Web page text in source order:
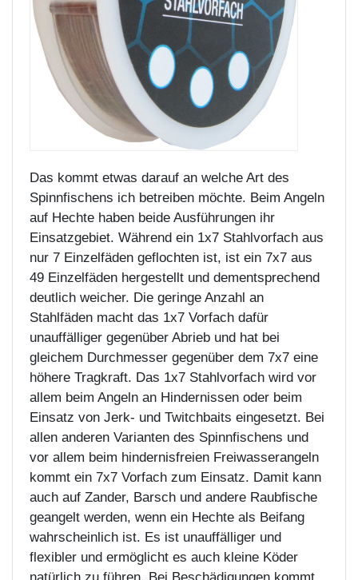
Das kommt etwas darauf an welche Art des
Spinnfischens ich betreiben möchte. Beim Angeln
auf Hechte haben beide Ausführungen ihr
Einsatzgebiet. Während ein 1x7 Stahlvorfach aus
nur 7 Einzelfäden geflochten ist, ist ein 7x7 aus
49 Einzelfäden hergestellt und dementsprechend
deutlich weicher. Die geringe Anzahl an
Stahlfäden macht das 1x7 Vorfach dafür
unauffälliger gegenüber Abrieb und hat bei
gleichem Durchmesser gegenüber dem 7x7 eine
höhere Tragkraft. Das 1x7 Stahlvorfach wird vor
allem beim Angeln an Hindernissen oder beim
Einsatz von Jerk- und Twitchbaits eingesetzt. Bei
allen anderen Varianten des Spinnfischens und
vor allem beim hindernisfreien Freiwasserangeln
kommt ein 7x7 Vorfach zum Einsatz. Damit kann
auch auf Zander, Barsch und andere Raubfische
geangelt werden, wenn ein Hechte als Beifang
wahrscheinlich ist. Es ist unauffälliger und
flexibler und ermöglicht es auch kleine Köder